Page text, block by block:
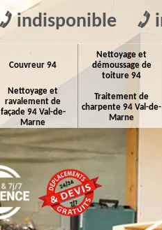
indisponible
Couvreur 94
Nettoyage et
démoussage de
toiture 94
Nettoyage et
ravalement de
façade 94 Val-de-
Marne
Traitement de
charpente 94 Val-de-
Marne